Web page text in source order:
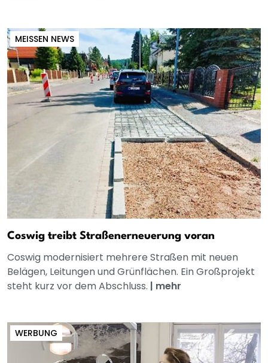
MEISSEN NEWS
Coswig treibt Straßenerneuerung voran
Coswig modernisiert mehrere Straßen mit neuen
Belägen, Leitungen und Grünflächen. Ein Großprojekt
steht kurz vor dem Abschluss. | mehr
WERBUNG